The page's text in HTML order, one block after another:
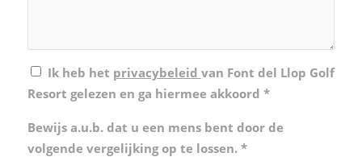
Ik heb het privacybeleid van Font del Llop Golf
Resort gelezen en ga hiermee akkoord *
Bewijs a.u.b. dat u een mens bent door de
volgende vergelijking op te lossen. *